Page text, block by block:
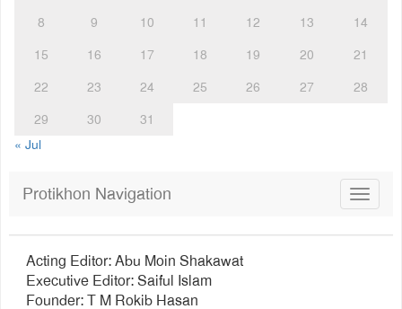
8
9 10 11 12 13
14
15
16 17 18 19 20
21
22
23 24 25 26 27
28
29
30
31
« Jul
Toggle
Protikhon Navigation
Acting Editor: Abu Moin Shakawat
Executive Editor: Saiful Islam
Founder: T M Rokib Hasan